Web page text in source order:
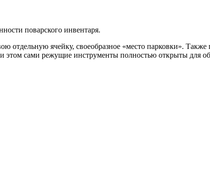
поварского инвентаря.
ячейку, своеобразное «место парковки». Также
сами режущие инструменты полностью открыты для